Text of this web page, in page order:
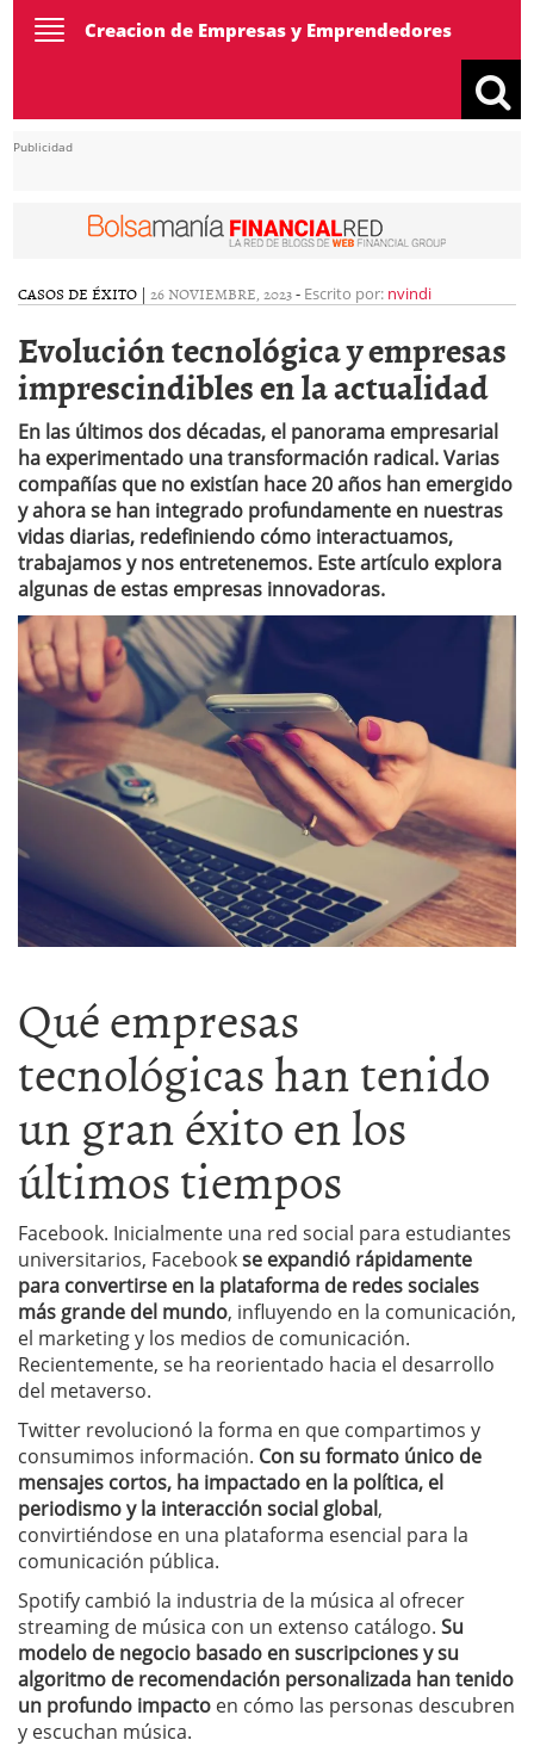
ToggleCreacion de Empresas y Emprendedores
Publicidad
CASOS DE ÉXITO | 26 NOVIEMBRE, 2023- Escrito por: nvindi
Evolución tecnológica y empresas
imprescindibles en la actualidad
En las últimos dos décadas, el panorama empresarial
ha experimentado una transformación radical. Varias
compañías que no existían hace 20 años han emergido
y ahora se han integrado profundamente en nuestras
vidas diarias, redefiniendo cómo interactuamos,
trabajamos y nos entretenemos. Este artículo explora
algunas de estas empresas innovadoras.
Qué empresas
tecnológicas han tenido
un gran éxito en los
últimos tiempos
Facebook. Inicialmente una red social para estudiantes
universitarios, Facebookse expandió rápidamente
para convertirse en la plataforma de redes sociales
más grande del mundo, influyendo en la comunicación,
el marketing y los medios de comunicación.
Recientemente, se ha reorientado hacia el desarrollo
del metaverso.
Twitter revolucionó la forma en que compartimos y
consumimos información. Con su formato único de
mensajes cortos, ha impactado en la política, el
periodismo y la interacción social global,
convirtiéndose en una plataforma esencial para la
comunicación pública.
Spotify cambió la industria de la música al ofrecer
streaming de música con un extenso catálogo. Su
modelo de negocio basado en suscripciones y su
algoritmo de recomendación personalizada han tenido
un profundo impacto en cómo las personas descubren
y escuchan música.